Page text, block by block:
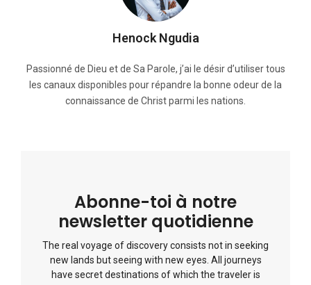
Henock Ngudia
Passionné de Dieu et de Sa Parole, j’ai le désir d’utiliser tous
les canaux disponibles pour répandre la bonne odeur de la
connaissance de Christ parmi les nations.
Abonne-toi à notre
newsletter quotidienne
The real voyage of discovery consists not in seeking
new lands but seeing with new eyes. All journeys
have secret destinations of which the traveler is